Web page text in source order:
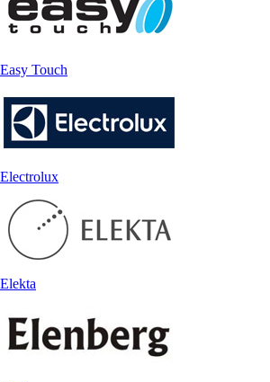
Easy Touch
Electrolux
Elekta